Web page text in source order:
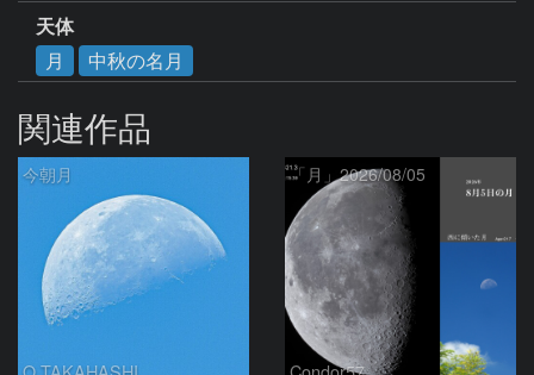
天体
月
中秋の名月
関連作品
今朝月 「月」2026/08/05